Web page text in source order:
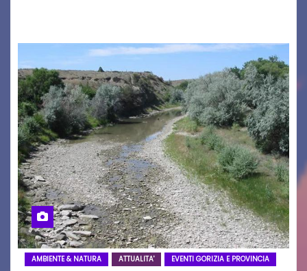
AMBIENTE & NATURA ATTUALITA' EVENTI GORIZIA E PROVINCIA